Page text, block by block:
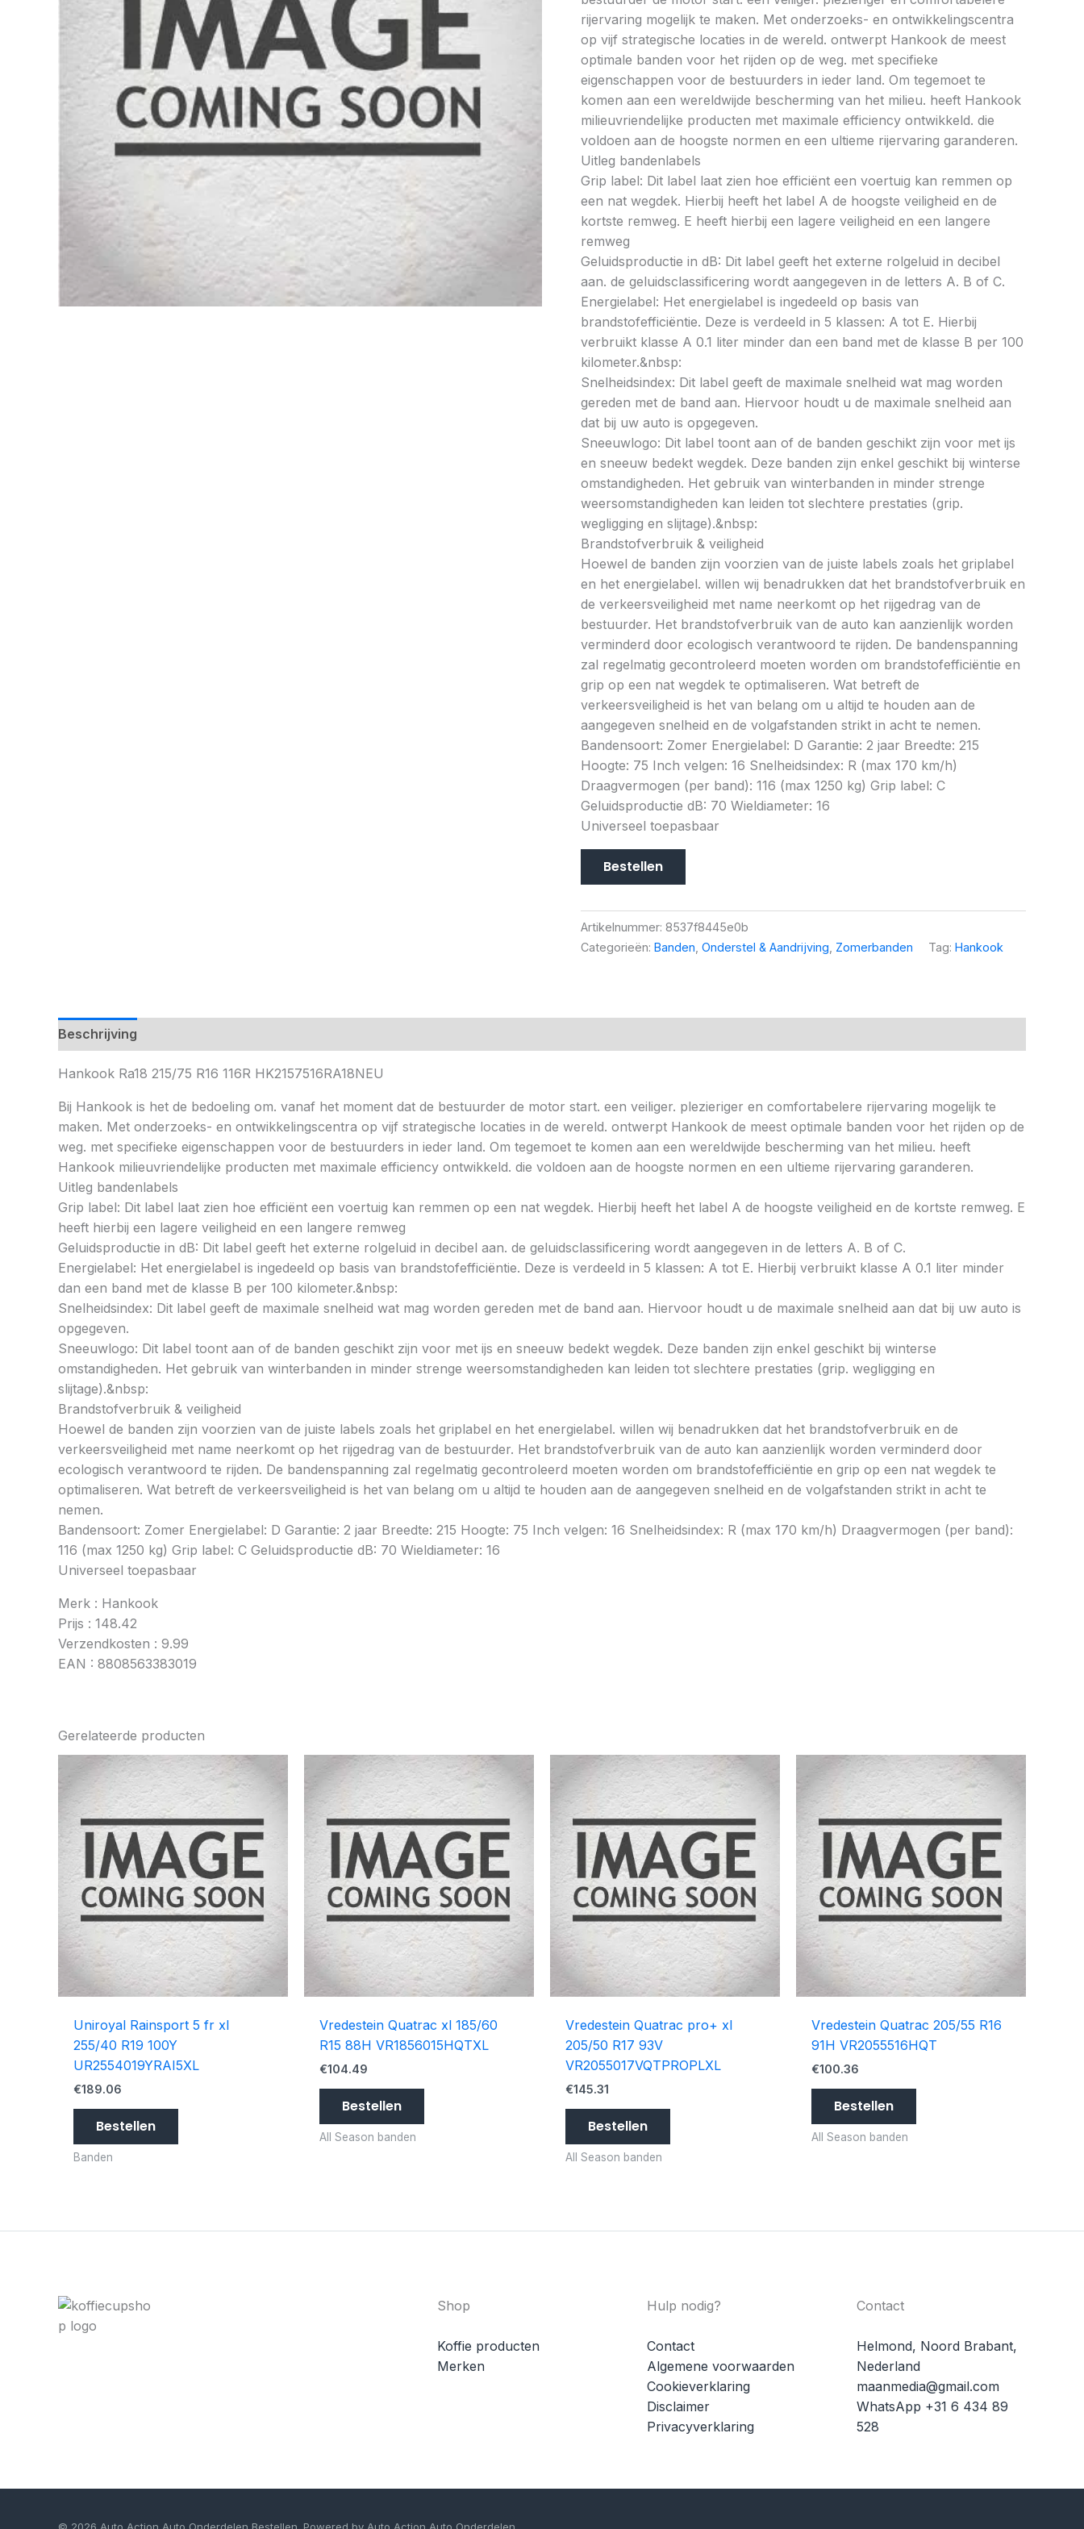
rijervaring mogelijk te maken. Met onderzoeks- en ontwikkelingscentra
op vijf strategische locaties in de wereld. ontwerpt Hankook de meest
optimale banden voor het rijden op de weg. met specifieke
eigenschappen voor de bestuurders in ieder land. Om tegemoet te
komen aan een wereldwijde bescherming van het milieu. heeft Hankook
milieuvriendelijke producten met maximale efficiency ontwikkeld. die
voldoen aan de hoogste normen en een ultieme rijervaring garanderen.
Uitleg bandenlabels
Grip label: Dit label laat zien hoe efficiënt een voertuig kan remmen op
een nat wegdek. Hierbij heeft het label A de hoogste veiligheid en de
kortste remweg. E heeft hierbij een lagere veiligheid en een langere
remweg
Geluidsproductie in dB: Dit label geeft het externe rolgeluid in decibel
aan. de geluidsclassificering wordt aangegeven in de letters A. B of C.
Energielabel: Het energielabel is ingedeeld op basis van
brandstofefficiëntie. Deze is verdeeld in 5 klassen: A tot E. Hierbij
verbruikt klasse A 0.1 liter minder dan een band met de klasse B per 100
kilometer.&nbsp:
Snelheidsindex: Dit label geeft de maximale snelheid wat mag worden
gereden met de band aan. Hiervoor houdt u de maximale snelheid aan
dat bij uw auto is opgegeven.
Sneeuwlogo: Dit label toont aan of de banden geschikt zijn voor met ijs
en sneeuw bedekt wegdek. Deze banden zijn enkel geschikt bij winterse
omstandigheden. Het gebruik van winterbanden in minder strenge
weersomstandigheden kan leiden tot slechtere prestaties (grip.
wegligging en slijtage).&nbsp:
Brandstofverbruik & veiligheid
Hoewel de banden zijn voorzien van de juiste labels zoals het griplabel
en het energielabel. willen wij benadrukken dat het brandstofverbruik en
de verkeersveiligheid met name neerkomt op het rijgedrag van de
bestuurder. Het brandstofverbruik van de auto kan aanzienlijk worden
verminderd door ecologisch verantwoord te rijden. De bandenspanning
zal regelmatig gecontroleerd moeten worden om brandstofefficiëntie en
grip op een nat wegdek te optimaliseren. Wat betreft de
verkeersveiligheid is het van belang om u altijd te houden aan de
aangegeven snelheid en de volgafstanden strikt in acht te nemen.
Bandensoort: Zomer Energielabel: D Garantie: 2 jaar Breedte: 215
Hoogte: 75 Inch velgen: 16 Snelheidsindex: R (max 170 km/h)
Draagvermogen (per band): 116 (max 1250 kg) Grip label: C
Geluidsproductie dB: 70 Wieldiameter: 16
Universeel toepasbaar
Bestellen
Artikelnummer: 8537f8445e0b
Categorieën: Banden Onderstel & Aandrijving Zomerbanden Tag: Hankook
Beschrijving
Hankook Ra18 215/75 R16 116R HK2157516RA18NEU
Bij Hankook is het de bedoeling om. vanaf het moment dat de bestuurder de motor start. een veiliger. plezieriger en comfortabelere rijervaring mogelijk te
maken. Met onderzoeks- en ontwikkelingscentra op vijf strategische locaties in de wereld. ontwerpt Hankook de meest optimale banden voor het rijden op de
weg. met specifieke eigenschappen voor de bestuurders in ieder land. Om tegemoet te komen aan een wereldwijde bescherming van het milieu. heeft
Hankook milieuvriendelijke producten met maximale efficiency ontwikkeld. die voldoen aan de hoogste normen en een ultieme rijervaring garanderen.
Uitleg bandenlabels
Grip label: Dit label laat zien hoe efficiënt een voertuig kan remmen op een nat wegdek. Hierbij heeft het label A de hoogste veiligheid en de kortste remweg. E
heeft hierbij een lagere veiligheid en een langere remweg
Geluidsproductie in dB: Dit label geeft het externe rolgeluid in decibel aan. de geluidsclassificering wordt aangegeven in de letters A. B of C.
Energielabel: Het energielabel is ingedeeld op basis van brandstofefficiëntie. Deze is verdeeld in 5 klassen: A tot E. Hierbij verbruikt klasse A 0.1 liter minder
dan een band met de klasse B per 100 kilometer.&nbsp:
Snelheidsindex: Dit label geeft de maximale snelheid wat mag worden gereden met de band aan. Hiervoor houdt u de maximale snelheid aan dat bij uw auto is
opgegeven.
Sneeuwlogo: Dit label toont aan of de banden geschikt zijn voor met ijs en sneeuw bedekt wegdek. Deze banden zijn enkel geschikt bij winterse
omstandigheden. Het gebruik van winterbanden in minder strenge weersomstandigheden kan leiden tot slechtere prestaties (grip. wegligging en
slijtage).&nbsp:
Brandstofverbruik & veiligheid
Hoewel de banden zijn voorzien van de juiste labels zoals het griplabel en het energielabel. willen wij benadrukken dat het brandstofverbruik en de
verkeersveiligheid met name neerkomt op het rijgedrag van de bestuurder. Het brandstofverbruik van de auto kan aanzienlijk worden verminderd door
ecologisch verantwoord te rijden. De bandenspanning zal regelmatig gecontroleerd moeten worden om brandstofefficiëntie en grip op een nat wegdek te
optimaliseren. Wat betreft de verkeersveiligheid is het van belang om u altijd te houden aan de aangegeven snelheid en de volgafstanden strikt in acht te
nemen.
Bandensoort: Zomer Energielabel: D Garantie: 2 jaar Breedte: 215 Hoogte: 75 Inch velgen: 16 Snelheidsindex: R (max 170 km/h) Draagvermogen (per band):
116 (max 1250 kg) Grip label: C Geluidsproductie dB: 70 Wieldiameter: 16
Universeel toepasbaar
Merk : Hankook
Prijs : 148.42
Verzendkosten : 9.99
EAN : 8808563383019
Gerelateerde producten
Uniroyal Rainsport 5 fr xl
255/40 R19 100Y
UR2554019YRAI5XL
€189.06
Bestellen
Banden
Vredestein Quatrac xl 185/60
R15 88H VR1856015HQTXL
€104.49
Bestellen
All Season banden
Vredestein Quatrac pro+ xl
205/50 R17 93V
VR2055017VQTPROPLXL
€145.31
Bestellen
All Season banden
Vredestein Quatrac 205/55 R16
91H VR2055516HQT
€100.36
Bestellen
All Season banden
Shop
Koffie producten
Merken
Hulp nodig?
Contact
Algemene voorwaarden
Cookieverklaring
Disclaimer
Privacyverklaring
Contact
Helmond, Noord Brabant,
Nederland
maanmedia@gmail.com
WhatsApp +31 6 434 89
528